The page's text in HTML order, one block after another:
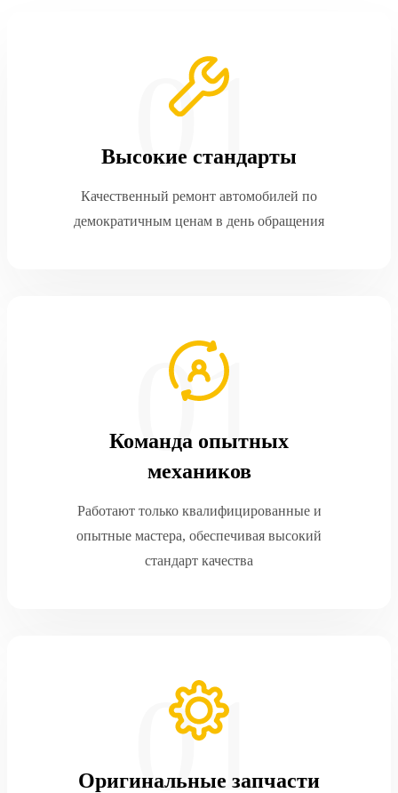
Высокие стандарты
Качественный ремонт автомобилей по
демократичным ценам в день обращения
Команда опытных
механиков
Работают только квалифицированные и
опытные мастера, обеспечивая высокий
стандарт качества
Оригинальные запчасти